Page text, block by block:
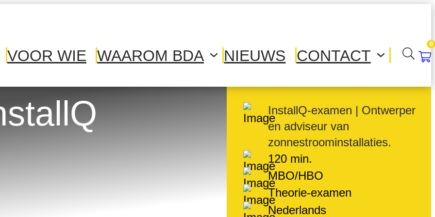
VOOR WIE WAAROM BDA NIEUWS CONTACT
0
InstallQ-examen | Ontwerper
en adviseur van
zonnestroominstallaties.
120 min.
MBO/HBO
Theorie-examen
Nederlands